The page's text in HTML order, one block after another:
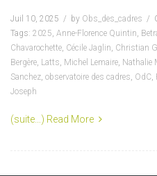
Juil 10, 2025 by Obs_des_cadres
Tags: 2025, Anne-Florence Quintin,
Chavarochette, Cécile Jaglin, Christian
Bergère, Latts, Michel Lemaire, Nathalie
Sanchez, observatoire des cadres, OdC,
Joseph
(suite…) Read More